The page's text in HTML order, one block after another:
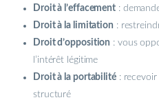
Droit à l’effacement :
Droit à la limitation :
Droit d’opposition : vous
l’intérêt légitime
Droit à la portabilité: recevoir
structuré